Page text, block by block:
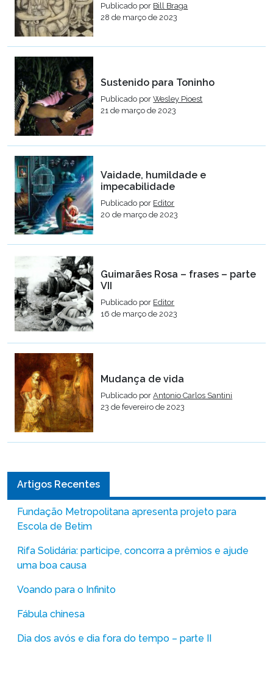
Publicado por Bill Braga
28 de março de 2023
Sustenido para Toninho
Publicado porWesley Pioest
21 de março de 2023
Vaidade, humildade e
impecabilidade
Publicado por Editor
20 de março de 2023
Guimarães Rosa – frases – parte
VII
Publicado por Editor
16 de março de 2023
Mudança de vida
Publicado porAntonio Carlos Santini
23 de fevereiro de 2023
Artigos Recentes
Fundação Metropolitana apresenta projeto para
Escola de Betim
Rifa Solidária: participe, concorra a prêmios e ajude
uma boa causa
Voando para o Infinito
Fábula chinesa
Dia dos avós e dia fora do tempo – parte II